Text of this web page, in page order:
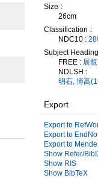
Size
26cm
Classification
NDC10 :
Subject
FREE : 展
NDLSH :
明石, 博高
Export
Export to
Export to
Export to
Show Refer/
Show RIS
Show BibTeX